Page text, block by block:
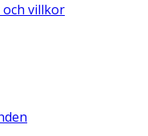
och villkor